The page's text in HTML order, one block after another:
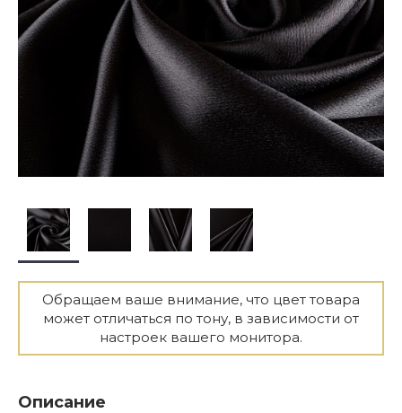
Обращаем ваше внимание, что цвет товара
может отличаться по тону, в зависимости от
настроек вашего монитора.
Описание